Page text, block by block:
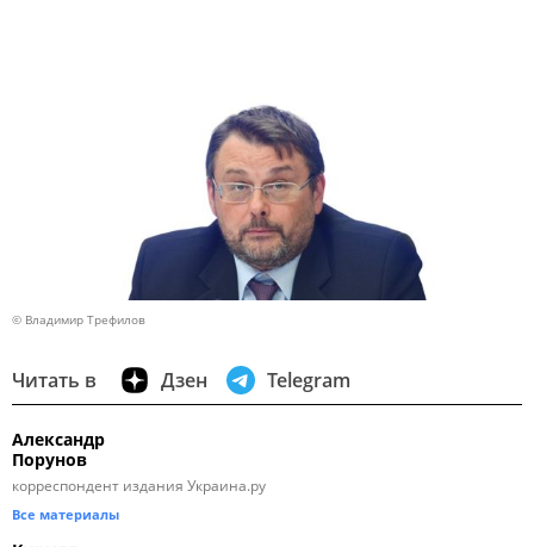
© Владимир Трефилов
Читать в Дзен Telegram
Александр
Порунов
корреспондент издания Украина.ру
Все материалы